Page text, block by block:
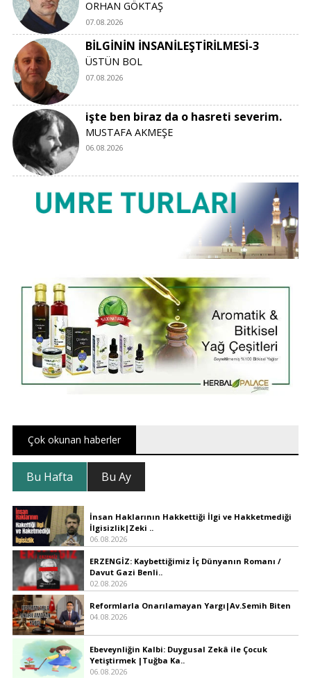
ORHAN GÖKTAŞ
07.08.2026
BİLGİNİN İNSANİLEŞTİRİLMESİ-3
ÜSTÜN BOL
07.08.2026
işte ben biraz da o hasreti severim.
MUSTAFA AKMEŞE
06.08.2026
Çok okunan haberler
Bu Hafta Bu Ay
İnsan Haklarının Hakkettiği İlgi ve Hakketmediği
İlgisizlik|Zeki ..
06.08.2026
ERZENGİZ: Kaybettiğimiz İç Dünyanın Romanı /
Davut Gazi Benli..
02.08.2026
Reformlarla Onarılamayan Yargı|Av.Semih Biten
04.08.2026
Ebeveynliğin Kalbi: Duygusal Zekâ ile Çocuk
Yetiştirmek |Tuğba Ka..
06.08.2026